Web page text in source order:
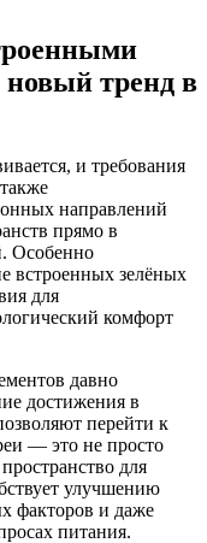
тренд в
и требования
направлений
прямо в
Особенно
встроенных зелёных
для
комфорт
давно
достижения в
перейти к
— это не просто
для
улучшению
факторов и даже
питания.